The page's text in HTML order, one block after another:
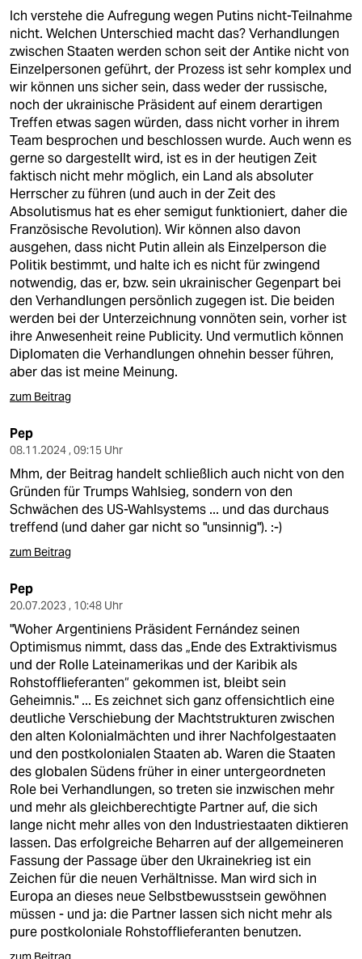
Ich verstehe die Aufregung wegen Putins nicht-Teilnahme
nicht. Welchen Unterschied macht das? Verhandlungen
zwischen Staaten werden schon seit der Antike nicht von
Einzelpersonen geführt, der Prozess ist sehr komplex und
wir können uns sicher sein, dass weder der russische,
noch der ukrainische Präsident auf einem derartigen
Treffen etwas sagen würden, dass nicht vorher in ihrem
Team besprochen und beschlossen wurde. Auch wenn es
gerne so dargestellt wird, ist es in der heutigen Zeit
faktisch nicht mehr möglich, ein Land als absoluter
Herrscher zu führen (und auch in der Zeit des
Absolutismus hat es eher semigut funktioniert, daher die
Französische Revolution). Wir können also davon
ausgehen, dass nicht Putin allein als Einzelperson die
Politik bestimmt, und halte ich es nicht für zwingend
notwendig, das er, bzw. sein ukrainischer Gegenpart bei
den Verhandlungen persönlich zugegen ist. Die beiden
werden bei der Unterzeichnung vonnöten sein, vorher ist
ihre Anwesenheit reine Publicity. Und vermutlich können
Diplomaten die Verhandlungen ohnehin besser führen,
aber das ist meine Meinung.
zum Beitrag
Pep
08.11.2024 , 09:15 Uhr
Mhm, der Beitrag handelt schließlich auch nicht von den
Gründen für Trumps Wahlsieg, sondern von den
Schwächen des US-Wahlsystems ... und das durchaus
treffend (und daher gar nicht so "unsinnig"). :-)
zum Beitrag
Pep
20.07.2023 , 10:48 Uhr
"Woher Argentiniens Präsident Fernández seinen
Optimismus nimmt, dass das „Ende des Extraktivismus
und der Rolle Lateinamerikas und der Karibik als
Rohstofflieferanten“ gekommen ist, bleibt sein
Geheimnis." ... Es zeichnet sich ganz offensichtlich eine
deutliche Verschiebung der Machtstrukturen zwischen
den alten Kolonialmächten und ihrer Nachfolgestaaten
und den postkolonialen Staaten ab. Waren die Staaten
des globalen Südens früher in einer untergeordneten
Role bei Verhandlungen, so treten sie inzwischen mehr
und mehr als gleichberechtigte Partner auf, die sich
lange nicht mehr alles von den Industriestaaten diktieren
lassen. Das erfolgreiche Beharren auf der allgemeineren
Fassung der Passage über den Ukrainekrieg ist ein
Zeichen für die neuen Verhältnisse. Man wird sich in
Europa an dieses neue Selbstbewusstsein gewöhnen
müssen - und ja: die Partner lassen sich nicht mehr als
pure postkoloniale Rohstofflieferanten benutzen.